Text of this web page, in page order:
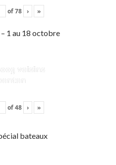
of78 › »
1 au 18 octobre
voisins
of48 › »
bateaux